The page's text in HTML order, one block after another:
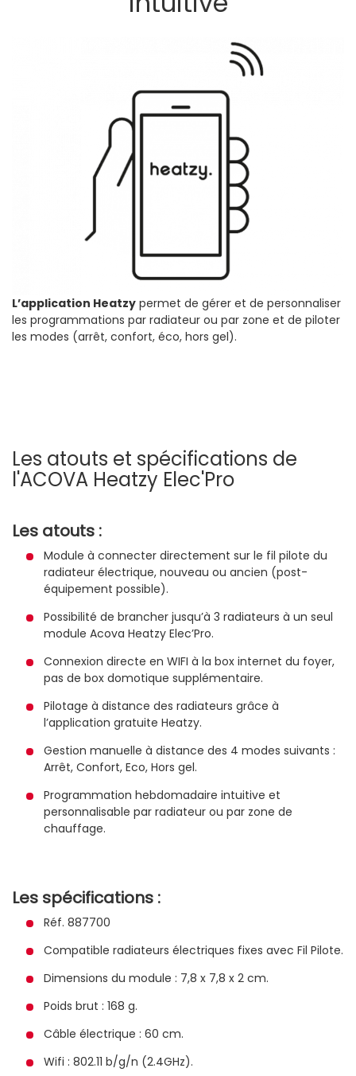
L’application Heatzy permet de gérer et de personnaliser
les programmations par radiateur ou par zone et de piloter
les modes (arrêt, confort, éco, hors gel).
Les atouts et spécifications de
l'ACOVA Heatzy Elec'Pro
Les atouts :
Module à connecter directement sur le fil pilote du
radiateur électrique, nouveau ou ancien (post-
équipement possible).
Possibilité de brancher jusqu’à 3 radiateurs à un seul
module Acova Heatzy Elec’Pro.
Connexion directe en WIFI à la box internet du foyer,
pas de box domotique supplémentaire.
Pilotage à distance des radiateurs grâce à
l’application gratuite Heatzy.
Gestion manuelle à distance des 4 modes suivants :
Arrêt, Confort, Eco, Hors gel.
Programmation hebdomadaire intuitive et
personnalisable par radiateur ou par zone de
chauffage.
Les spécifications :
Réf. 887700
Compatible radiateurs électriques fixes avec Fil Pilote.
Dimensions du module : 7,8 x 7,8 x 2 cm.
Poids brut : 168 g.
Câble électrique : 60 cm.
Wifi : 802.11 b/g/n (2.4GHz).